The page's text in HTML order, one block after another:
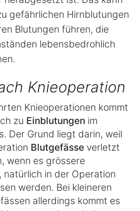
gefährlichen Hirnblutungen
Blutungen führen, die
lebensbedrohlich
Knieoperation
Knieoperationen kommt
zu Einblutungen im
Der Grund liegt darin, weil
Blutgefässe verletzt
wenn es grössere
natürlich in der Operation
werden. Bei kleineren
allerdings kommt es